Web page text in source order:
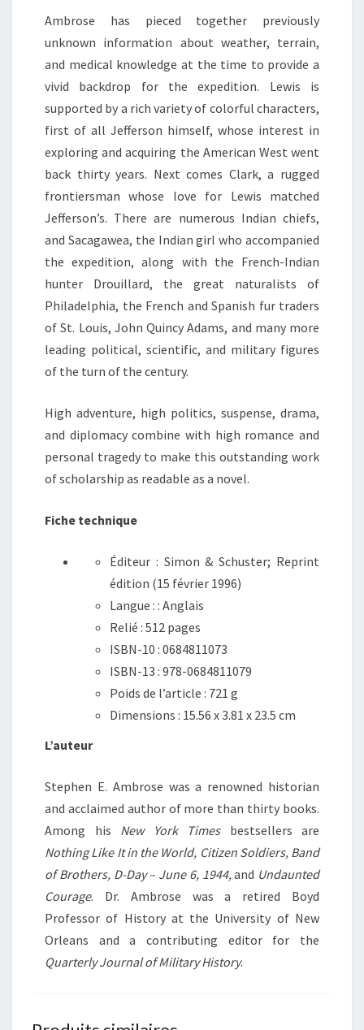
Ambrose has pieced together previously
unknown information about weather, terrain,
and medical knowledge at the time to provide a
vivid backdrop for the expedition. Lewis is
supported by a rich variety of colorful characters,
first of all Jefferson himself, whose interest in
exploring and acquiring the American West went
back thirty years. Next comes Clark, a rugged
frontiersman whose love for Lewis matched
Jefferson’s. There are numerous Indian chiefs,
and Sacagawea, the Indian girl who accompanied
the expedition, along with the French-Indian
hunter Drouillard, the great naturalists of
Philadelphia, the French and Spanish fur traders
of St. Louis, John Quincy Adams, and many more
leading political, scientific, and military figures
of the turn of the century.
High adventure, high politics, suspense, drama,
and diplomacy combine with high romance and
personal tragedy to make this outstanding work
of scholarship as readable as a novel.
Fiche technique
Éditeur : Simon & Schuster; Reprint
édition (15 février 1996)
Langue : : Anglais
Relié : 512 pages
ISBN-10 : 0684811073
ISBN-13 : 978-0684811079
Poids de l’article : 721 g
Dimensions : 15.56 x 3.81 x 23.5 cm
L’auteur
Stephen E. Ambrose was a renowned historian
and acclaimed author of more than thirty books.
Among his New York Timesbestsellers are
Nothing Like It in the World, Citizen Soldiers, Band
of Brothers, D-Day – June 6, 1944,and Undaunted
Courage. Dr. Ambrose was a retired Boyd
Professor of History at the University of New
Orleans and a contributing editor for the
Quarterly Journal of Military History.